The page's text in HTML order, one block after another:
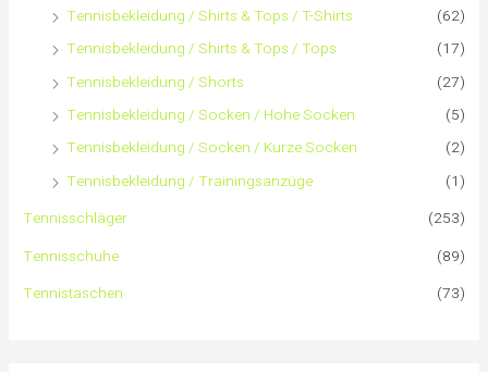
Tennisbekleidung / Shirts & Tops / T-Shirts
(62)
Tennisbekleidung / Shirts & Tops / Tops
(17)
Tennisbekleidung / Shorts
(27)
Tennisbekleidung / Socken / Hohe Socken
(5)
Tennisbekleidung / Socken / Kurze Socken
(2)
Tennisbekleidung / Trainingsanzüge
(1)
Tennisschläger
(253)
Tennisschuhe
(89)
Tennistaschen
(73)